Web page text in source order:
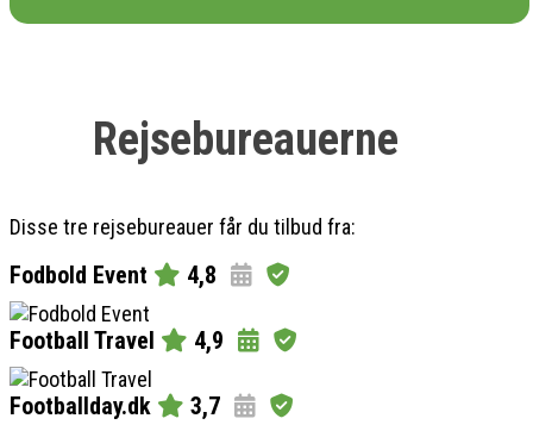
Rejsebureauerne
Disse tre rejsebureauer får du tilbud fra:
Fodbold Event 4,8
Football Travel 4,9
Footballday.dk 3,7